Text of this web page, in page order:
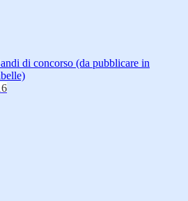
di concorso (da pubblicare in